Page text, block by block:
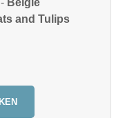
and Tulips